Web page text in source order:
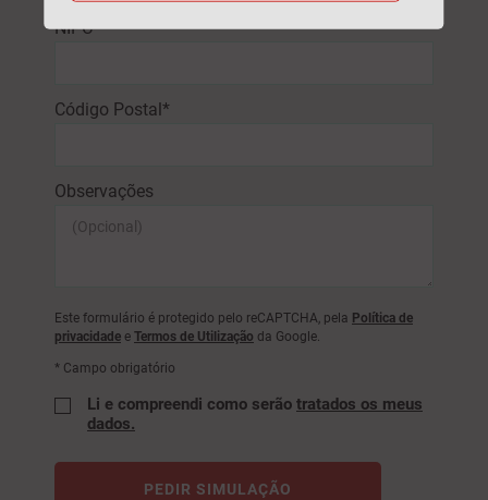
NIPC*
Código Postal*
Observações
Este formulário é protegido pelo reCAPTCHA, pela Política de
privacidade e Termos de Utilização da Google.
* Campo obrigatório
Li e compreendi como serão tratados os meus
dados.
PEDIR SIMULAÇÃO